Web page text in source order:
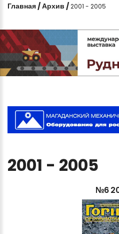
Главная /Архив /2001 - 2005
2001 - 2005
№6